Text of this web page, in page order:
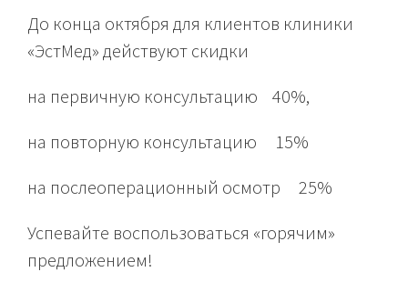
До конца октября для клиентов клиники
«ЭстМед» действуют скидки
на первичную консультацию 40%,
на повторную консультацию 15%
на послеоперационный осмотр 25%
Успевайте воспользоваться «горячим»
предложением!